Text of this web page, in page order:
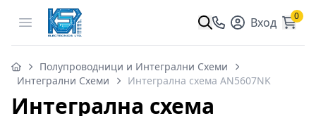
Open menu Вход 0
Полупроводници и Интегрални Схеми
Интегрални Схеми
Интегрална схема AN5607NK
Интегрална схема